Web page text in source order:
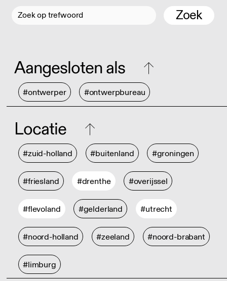
Zoek
Aangesloten als
#ontwerper #ontwerpbureau
Locatie
#zuid-holland #buitenland #groningen
#friesland #drenthe #overijssel
#flevoland #gelderland #utrecht
#noord-holland #zeeland #noord-brabant
#limburg